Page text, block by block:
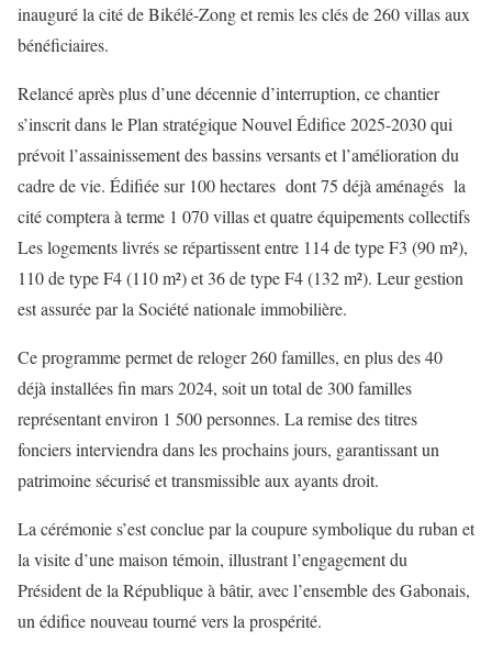
inauguré la cité de Bikélé-Zong et remis les clés de 260 villas aux
bénéficiaires.
Relancé après plus d’une décennie d’interruption, ce chantier
s’inscrit dans le Plan stratégique Nouvel Édifice 2025-2030 qui
prévoit l’assainissement des bassins versants et l’amélioration du
cadre de vie. Édifiée sur 100 hectares dont 75 déjà aménagés la
cité comptera à terme 1 070 villas et quatre équipements collectifs
Les logements livrés se répartissent entre 114 de type F3 (90 m²),
110 de type F4 (110 m²) et 36 de type F4 (132 m²). Leur gestion
est assurée par la Société nationale immobilière.
Ce programme permet de reloger 260 familles, en plus des 40
déjà installées fin mars 2024, soit un total de 300 familles
représentant environ 1 500 personnes. La remise des titres
fonciers interviendra dans les prochains jours, garantissant un
patrimoine sécurisé et transmissible aux ayants droit.
La cérémonie s’est conclue par la coupure symbolique du ruban et
la visite d’une maison témoin, illustrant l’engagement du
Président de la République à bâtir, avec l’ensemble des Gabonais,
un édifice nouveau tourné vers la prospérité.